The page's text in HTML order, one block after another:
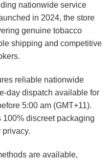
nationwide service
in 2024, the store
genuine tobacco
shipping and competitive
reliable nationwide
day dispatch available for
5:00 am (GMT+11).
100% discreet packaging
privacy.
are available,